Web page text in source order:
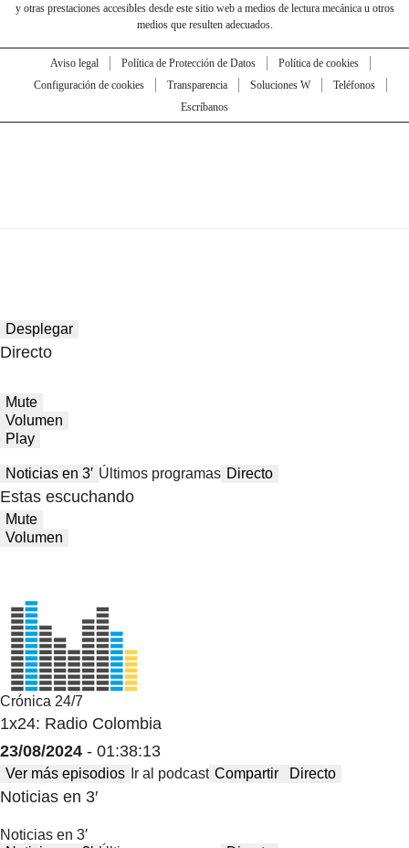
y otras prestaciones accesibles desde este sitio web a medios de lectura mecánica u otros
medios que resulten adecuados.
Aviso legal Política de Protección de Datos
Política de cookies
Configuración de cookies
Transparencia Soluciones W
Teléfonos
Escríbanos
Desplegar
Directo
Mute
Volumen
Play
Noticias en 3′ Últimos programas Directo
Estas escuchando
Mute
Volumen
Crónica 24/7
1x24: Radio Colombia
23/08/2024 - 01:38:13
Ver más episodios Ir al podcast Compartir Directo
Noticias en 3′
Noticias en 3′